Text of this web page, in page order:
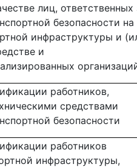
лиц, ответственных
безопасности на
инфраструктуры и
и
работников,
средствами
безопасности
работников
инфраструктуры,